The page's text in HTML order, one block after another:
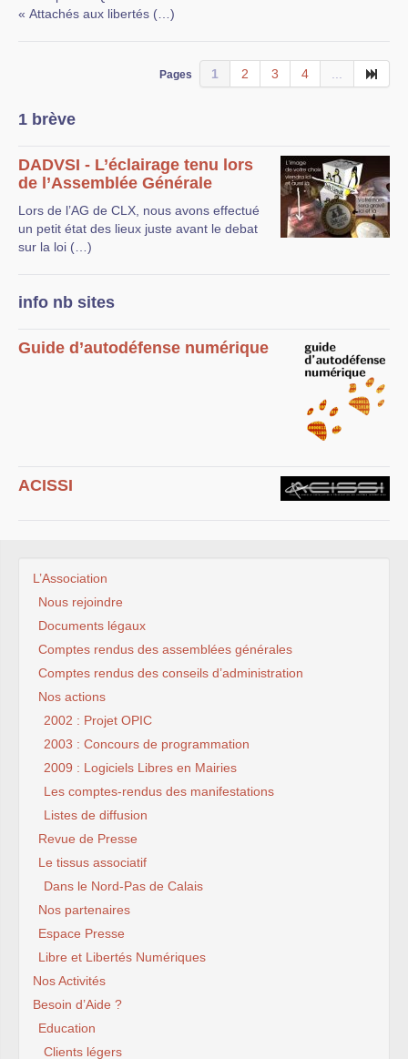
« Attachés aux libertés (…)
Pages 1 2 3 4
1 brève
DADVSI - L’éclairage tenu lors
de l’Assemblée Générale
Lors de l’AG de CLX, nous avons effectué
un petit état des lieux juste avant le debat
sur la loi (…)
info nb sites
Guide d’autodéfense numérique
ACISSI
L’Association
Nous rejoindre
Documents légaux
Comptes rendus des assemblées générales
Comptes rendus des conseils d’administration
Nos actions
2002 : Projet OPIC
2003 : Concours de programmation
2009 : Logiciels Libres en Mairies
Les comptes-rendus des manifestations
Listes de diffusion
Revue de Presse
Le tissus associatif
Dans le Nord-Pas de Calais
Nos partenaires
Espace Presse
Libre et Libertés Numériques
Nos Activités
Besoin d’Aide ?
Education
Clients légers